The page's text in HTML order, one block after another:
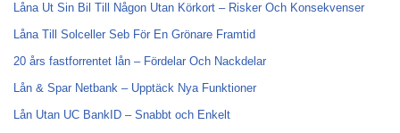
Låna Ut Sin Bil Till Någon Utan Körkort – Risker Och Konsekvenser
Låna Till Solceller Seb För En Grönare Framtid
20 års fastforrentet lån – Fördelar Och Nackdelar
Lån & Spar Netbank – Upptäck Nya Funktioner
Lån Utan UC BankID – Snabbt och Enkelt